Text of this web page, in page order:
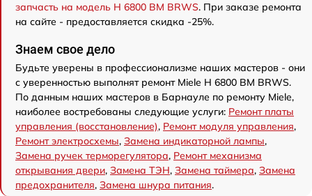
запчасть на модель H 6800 BM BRWS. При заказе ремонта
на сайте - предоставляется скидка -25%.
Знаем свое дело
Будьте уверены в профессионализме наших мастеров - они
с уверенностью выполнят ремонт Miele H 6800 BM BRWS.
По данным наших мастеров в Барнауле по ремонту Miele,
наиболее востребованы следующие услуги: Ремонт платы
управления (восстановление), Ремонт модуля управления,
Ремонт электросхемы, Замена индикаторной лампы,
Замена ручек терморегулятора, Ремонт механизма
открывания двери, Замена ТЭН, Замена таймера, Замена
предохранителя, Замена шнура питания.